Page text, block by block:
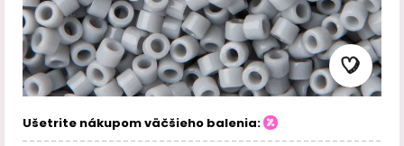
Ušetrite nákupom väčšieho balenia: